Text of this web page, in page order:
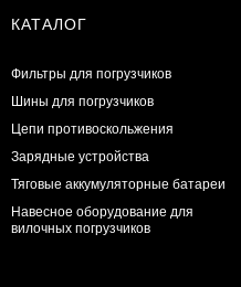
КАТАЛОГ
Фильтры для погрузчиков
Шины для погрузчиков
Цепи противоскольжения
Зарядные устройства
Тяговые аккумуляторные батареи
Навесное оборудование для
вилочных погрузчиков